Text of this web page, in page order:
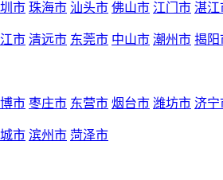
市 珠海市 汕头市 佛山市 江门市 湛江
市 清远市 东莞市 中山市 潮州市 揭阳
市 枣庄市 东营市 烟台市 潍坊市 济宁
市 滨州市 菏泽市